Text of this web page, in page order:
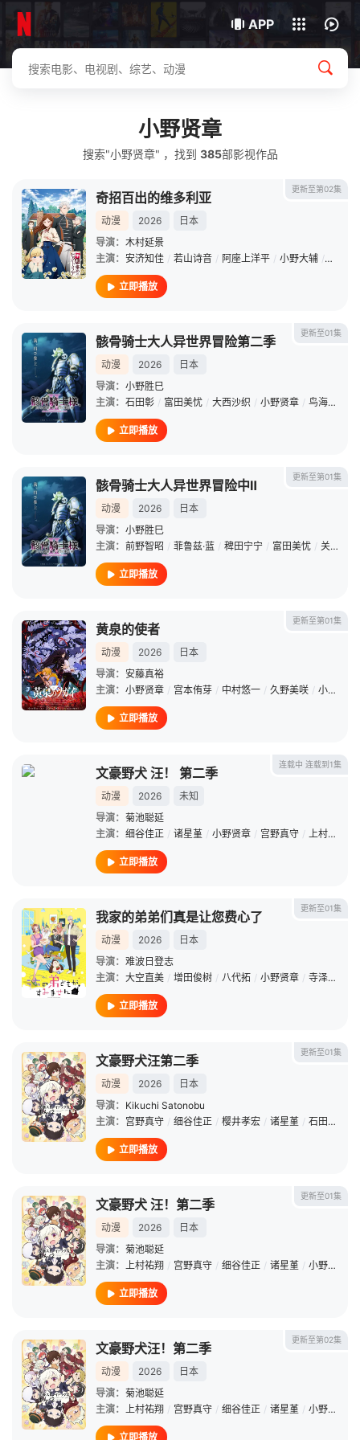
APP
下载客户端
我的观影记录
小野贤章
搜索"小野贤章" ，找到 385部影视作品
更新至第02集
奇招百出的维多利亚
动漫 2026
日本
导演： 木村延景
主演： 安济知佳 / 若山诗音 / 阿座上洋平 / 小野大辅 / 潘惠美
立即播放
更新至01集
骸骨骑士大人异世界冒险第二季
动漫 2026
日本
导演： 小野胜巳
主演： 石田彰 / 富田美忧 / 大西沙织 / 小野贤章 / 鸟海浩辅
立即播放
更新至第01集
骸骨骑士大人异世界冒险中Ⅱ
动漫 2026
日本
导演： 小野胜巳
主演： 前野智昭 / 菲鲁兹·蓝 / 稗田宁宁 / 富田美忧 / 关俊彦
立即播放
更新至第01集
黄泉的使者
动漫 2026
日本
导演： 安藤真裕
主演： 小野贤章 / 宫本侑芽 / 中村悠一 / 久野美咲 / 小山力也
立即播放
连载中 连载到1集
文豪野犬 汪！ 第二季
动漫 2026
未知
导演： 菊池聪延
主演： 细谷佳正 / 诸星堇 / 小野贤章 / 宫野真守 / 上村祐翔
立即播放
更新至01集
我家的弟弟们真是让您费心了
动漫 2026
日本
导演： 难波日登志
主演： 大空直美 / 增田俊树 / 八代拓 / 小野贤章 / 寺泽百花
立即播放
更新至01集
文豪野犬汪第二季
动漫 2026
日本
导演： Kikuchi Satonobu
主演： 宫野真守 / 细谷佳正 / 樱井孝宏 / 诸星堇 / 石田彰
立即播放
更新至01集
文豪野犬 汪！第二季
动漫 2026
日本
导演： 菊池聪延
主演： 上村祐翔 / 宫野真守 / 细谷佳正 / 诸星堇 / 小野贤章
立即播放
更新至第02集
文豪野犬汪！第二季
动漫 2026
日本
导演： 菊池聪延
主演： 上村祐翔 / 宫野真守 / 细谷佳正 / 诸星堇 / 小野贤章
立即播放